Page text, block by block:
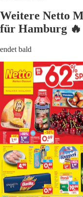
Weitere Netto
für Hamburg 🔥
endet bald